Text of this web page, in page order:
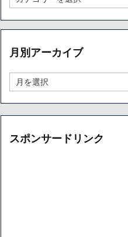
テ
ゴ
リ
別
ー
カ
月別アーカイブ
別
ア
ー
イ
スポンサードリンク